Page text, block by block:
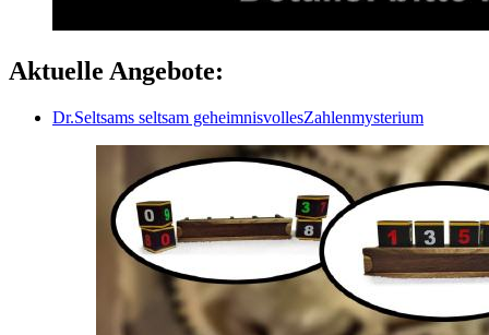
Aktuelle Angebote:
Dr.Seltsams seltsam geheimnisvollesZahlenmysterium